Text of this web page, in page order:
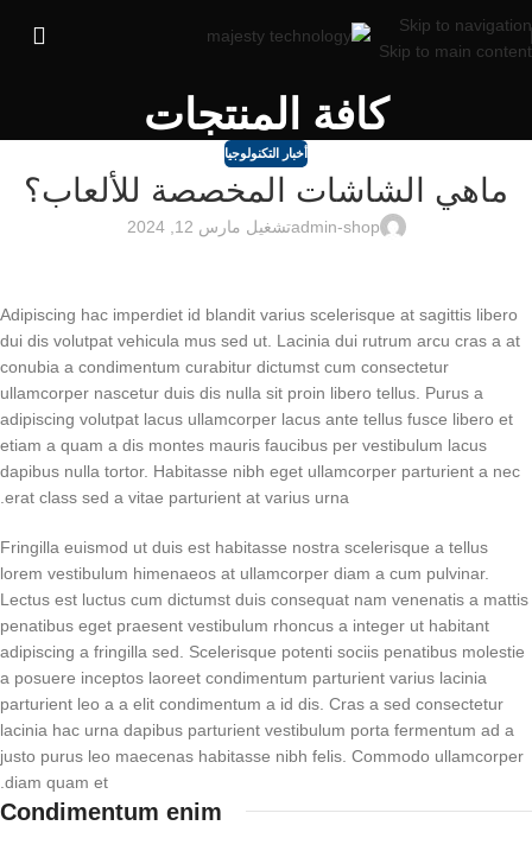
Skip to navigation
Skip to main content
كافة المنتجات
أخبار التكنولوجيا
ماهي الشاشات المخصصة للألعاب؟
admin-shopتشغيل مارس 12, 2024
Adipiscing hac imperdiet id blandit varius scelerisque at sagittis libero
dui dis volutpat vehicula mus sed ut. Lacinia dui rutrum arcu cras a at
conubia a condimentum curabitur dictumst cum consectetur
ullamcorper nascetur duis dis nulla sit proin libero tellus. Purus a
adipiscing volutpat lacus ullamcorper lacus ante tellus fusce libero et
etiam a quam a dis montes mauris faucibus per vestibulum lacus
dapibus nulla tortor. Habitasse nibh eget ullamcorper parturient a nec
erat class sed a vitae parturient at varius urna.
Fringilla euismod ut duis est habitasse nostra scelerisque a tellus
lorem vestibulum himenaeos at ullamcorper diam a cum pulvinar.
Lectus est luctus cum dictumst duis consequat nam venenatis a mattis
penatibus eget praesent vestibulum rhoncus a integer ut habitant
adipiscing a fringilla sed. Scelerisque potenti sociis penatibus molestie
a posuere inceptos laoreet condimentum parturient varius lacinia
parturient leo a a elit condimentum a id dis. Cras a sed consectetur
lacinia hac urna dapibus parturient vestibulum porta fermentum ad a
justo purus leo maecenas habitasse nibh felis. Commodo ullamcorper
diam quam et.
Condimentum enim